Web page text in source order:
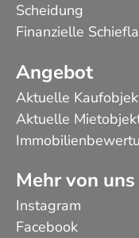
Scheidung
Finanzielle
Angebot
Aktuelle
Aktuelle
Mehr von uns
Instagram
Facebook